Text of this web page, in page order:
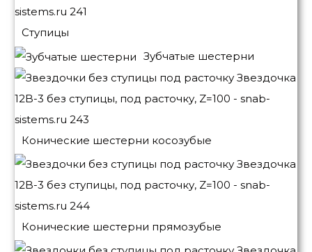
Ступицы
Зубчатые шестерни
Конические шестерни косозубые
Конические шестерни прямозубые